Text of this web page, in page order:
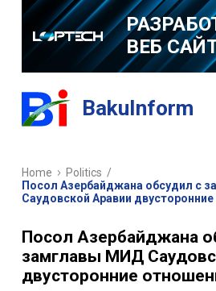
ВЕБ
BakuInform
Home Politics /
Посол Азербайджана обсудил с
Саудовской Аравии
Посол Азербайджана
замглавы МИД
двусторонние